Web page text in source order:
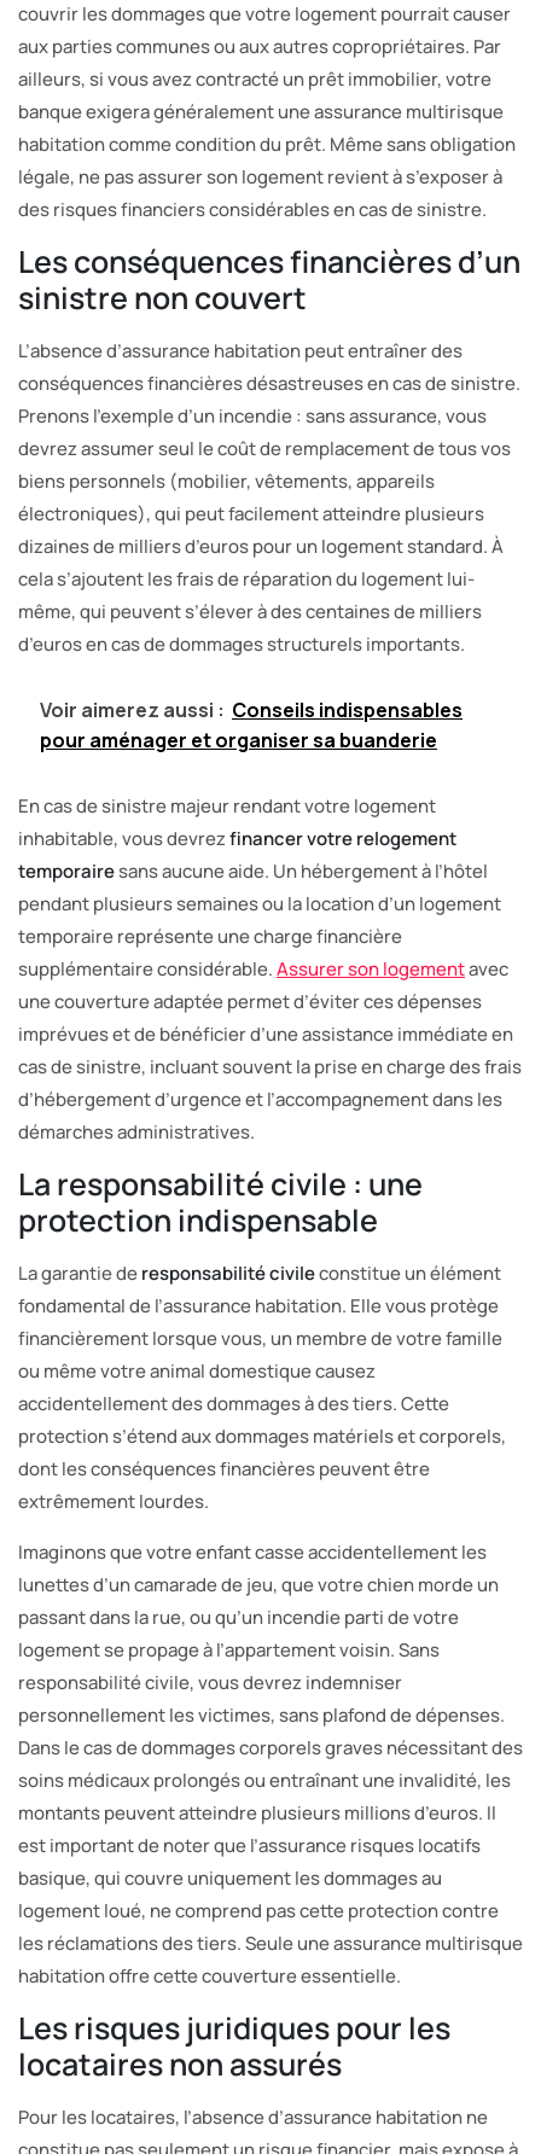
couvrir les dommages que votre logement pourrait causer
aux parties communes ou aux autres copropriétaires. Par
ailleurs, si vous avez contracté un prêt immobilier, votre
banque exigera généralement une assurance multirisque
habitation comme condition du prêt. Même sans obligation
légale, ne pas assurer son logement revient à s’exposer à
des risques financiers considérables en cas de sinistre.
Les conséquences financières d’un
sinistre non couvert
L’absence d’assurance habitation peut entraîner des
conséquences financières désastreuses en cas de sinistre.
Prenons l’exemple d’un incendie : sans assurance, vous
devrez assumer seul le coût de remplacement de tous vos
biens personnels (mobilier, vêtements, appareils
électroniques), qui peut facilement atteindre plusieurs
dizaines de milliers d’euros pour un logement standard. À
cela s’ajoutent les frais de réparation du logement lui-
même, qui peuvent s’élever à des centaines de milliers
d’euros en cas de dommages structurels importants.
Voir aimerez aussi : Conseils indispensables
pour aménager et organiser sa buanderie
En cas de sinistre majeur rendant votre logement
inhabitable, vous devrezfinancer votre relogement
temporairesans aucune aide. Un hébergement à l’hôtel
pendant plusieurs semaines ou la location d’un logement
temporaire représente une charge financière
supplémentaire considérable.Assurer son logementavec
une couverture adaptée permet d’éviter ces dépenses
imprévues et de bénéficier d’une assistance immédiate en
cas de sinistre, incluant souvent la prise en charge des frais
d’hébergement d’urgence et l’accompagnement dans les
démarches administratives.
La responsabilité civile : une
protection indispensable
La garantie deresponsabilité civileconstitue un élément
fondamental de l’assurance habitation. Elle vous protège
financièrement lorsque vous, un membre de votre famille
ou même votre animal domestique causez
accidentellement des dommages à des tiers. Cette
protection s’étend aux dommages matériels et corporels,
dont les conséquences financières peuvent être
extrêmement lourdes.
Imaginons que votre enfant casse accidentellement les
lunettes d’un camarade de jeu, que votre chien morde un
passant dans la rue, ou qu’un incendie parti de votre
logement se propage à l’appartement voisin. Sans
responsabilité civile, vous devrez indemniser
personnellement les victimes, sans plafond de dépenses.
Dans le cas de dommages corporels graves nécessitant des
soins médicaux prolongés ou entraînant une invalidité, les
montants peuvent atteindre plusieurs millions d’euros. Il
est important de noter que l’assurance risques locatifs
basique, qui couvre uniquement les dommages au
logement loué, ne comprend pas cette protection contre
les réclamations des tiers. Seule une assurance multirisque
habitation offre cette couverture essentielle.
Les risques juridiques pour les
locataires non assurés
Pour les locataires, l’absence d’assurance habitation ne